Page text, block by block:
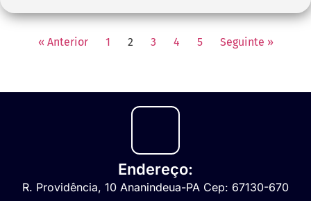
« Anterior 1 2 3 4 5 Seguinte »
Endereço:
R. Providência, 10 Ananindeua-PA Cep: 67130-670